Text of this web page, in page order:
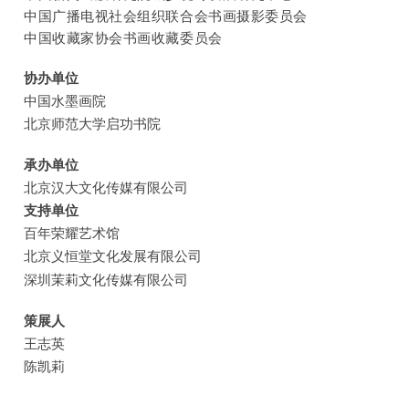
中国广播电视社会组织联合会书画摄影委员会
中国收藏家协会书画收藏委员会
协办单位
中国水墨画院
北京师范大学启功书院
承办单位
北京汉大文化传媒有限公司
支持单位
百年荣耀艺术馆
北京义恒堂文化发展有限公司
深圳茉莉文化传媒有限公司
策展人
王志英
陈凯莉